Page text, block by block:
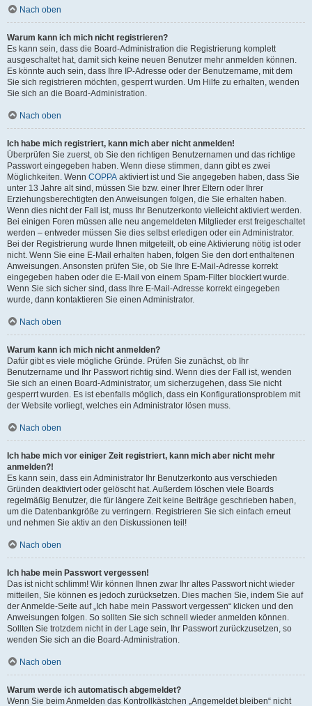
Nach oben
Warum kann ich mich nicht registrieren?
Es kann sein, dass die Board-Administration die Registrierung komplett
ausgeschaltet hat, damit sich keine neuen Benutzer mehr anmelden können.
Es könnte auch sein, dass Ihre IP-Adresse oder der Benutzername, mit dem
Sie sich registrieren möchten, gesperrt wurden. Um Hilfe zu erhalten, wenden
Sie sich an die Board-Administration.
Nach oben
Ich habe mich registriert, kann mich aber nicht anmelden!
Überprüfen Sie zuerst, ob Sie den richtigen Benutzernamen und das richtige
Passwort eingegeben haben. Wenn diese stimmen, dann gibt es zwei
Möglichkeiten. Wenn COPPA aktiviert ist und Sie angegeben haben, dass Sie
unter 13 Jahre alt sind, müssen Sie bzw. einer Ihrer Eltern oder Ihrer
Erziehungsberechtigten den Anweisungen folgen, die Sie erhalten haben.
Wenn dies nicht der Fall ist, muss Ihr Benutzerkonto vielleicht aktiviert werden.
Bei einigen Foren müssen alle neu angemeldeten Mitglieder erst freigeschaltet
werden – entweder müssen Sie dies selbst erledigen oder ein Administrator.
Bei der Registrierung wurde Ihnen mitgeteilt, ob eine Aktivierung nötig ist oder
nicht. Wenn Sie eine E-Mail erhalten haben, folgen Sie den dort enthaltenen
Anweisungen. Ansonsten prüfen Sie, ob Sie Ihre E-Mail-Adresse korrekt
eingegeben haben oder die E-Mail von einem Spam-Filter blockiert wurde.
Wenn Sie sich sicher sind, dass Ihre E-Mail-Adresse korrekt eingegeben
wurde, dann kontaktieren Sie einen Administrator.
Nach oben
Warum kann ich mich nicht anmelden?
Dafür gibt es viele mögliche Gründe. Prüfen Sie zunächst, ob Ihr
Benutzername und Ihr Passwort richtig sind. Wenn dies der Fall ist, wenden
Sie sich an einen Board-Administrator, um sicherzugehen, dass Sie nicht
gesperrt wurden. Es ist ebenfalls möglich, dass ein Konfigurationsproblem mit
der Website vorliegt, welches ein Administrator lösen muss.
Nach oben
Ich habe mich vor einiger Zeit registriert, kann mich aber nicht mehr
anmelden?!
Es kann sein, dass ein Administrator Ihr Benutzerkonto aus verschieden
Gründen deaktiviert oder gelöscht hat. Außerdem löschen viele Boards
regelmäßig Benutzer, die für längere Zeit keine Beiträge geschrieben haben,
um die Datenbankgröße zu verringern. Registrieren Sie sich einfach erneut
und nehmen Sie aktiv an den Diskussionen teil!
Nach oben
Ich habe mein Passwort vergessen!
Das ist nicht schlimm! Wir können Ihnen zwar Ihr altes Passwort nicht wieder
mitteilen, Sie können es jedoch zurücksetzen. Dies machen Sie, indem Sie auf
der Anmelde-Seite auf „Ich habe mein Passwort vergessen“ klicken und den
Anweisungen folgen. So sollten Sie sich schnell wieder anmelden können.
Sollten Sie trotzdem nicht in der Lage sein, Ihr Passwort zurückzusetzen, so
wenden Sie sich an die Board-Administration.
Nach oben
Warum werde ich automatisch abgemeldet?
Wenn Sie beim Anmelden das Kontrollkästchen „Angemeldet bleiben“ nicht